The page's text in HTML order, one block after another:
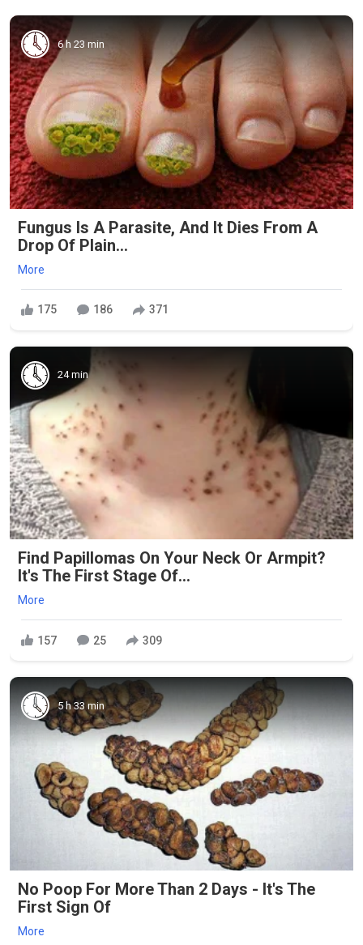
6 h 23 min
Fungus Is A Parasite, And It Dies From A
Drop Of Plain...
More
175 186 371
24 min
Find Papillomas On Your Neck Or Armpit?
It's The First Stage Of...
More
157 25 309
5 h 33 min
No Poop For More Than 2 Days - It's The
First Sign Of
More